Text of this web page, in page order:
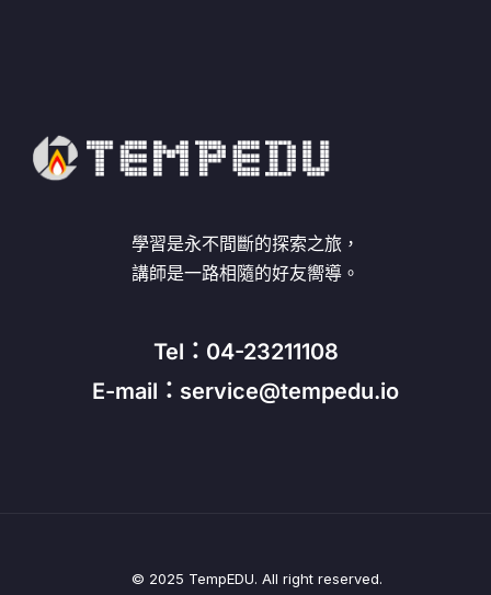
學習是永不間斷的探索之旅，
講師是一路相隨的好友嚮導。
Tel：04-23211108
E-mail：service@tempedu.io
© 2025 TempEDU. All right reserved.